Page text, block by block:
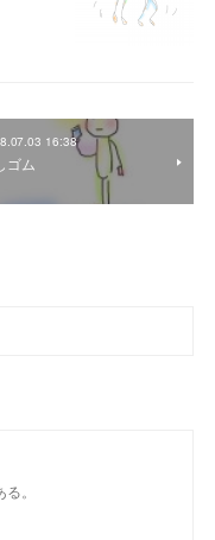
16:38
ゴム
。